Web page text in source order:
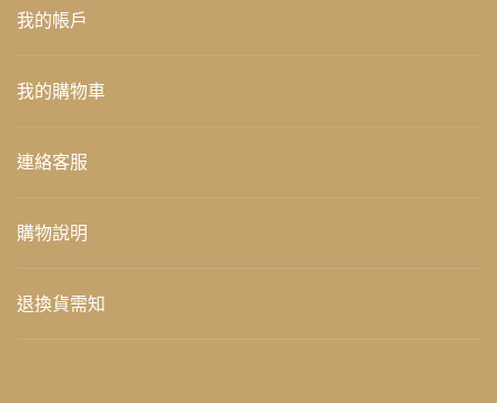
我的帳戶
我的購物車
連絡客服
購物說明
退換貨需知